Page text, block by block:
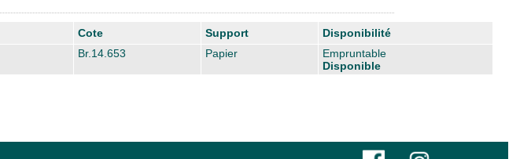
Cote Support
Disponibilité
Br.14.653 Papier
Empruntable
Disponible